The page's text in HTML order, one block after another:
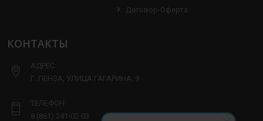
Договор-Оферта
КОНТАКТЫ
АДРЕС:
Г. ПЕНЗА, УЛИЦА ГАГАРИНА, 9
ТЕЛЕФОН:
8 (861) 241-02-03